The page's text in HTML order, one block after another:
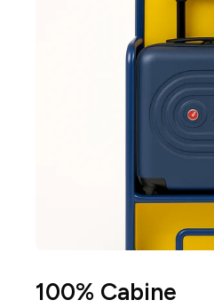
100% Cabine